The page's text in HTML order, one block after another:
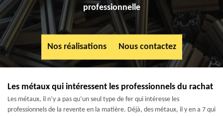
professionnelle
Nos réalisations Nous contactez
Les métaux qui intéressent les professionnels du rachat
Les métaux, il n’y a pas qu’un seul type de fer qui intéresse les
professionnels de la revente en la matière. Déjà, des métaux, il y en a 7 qui